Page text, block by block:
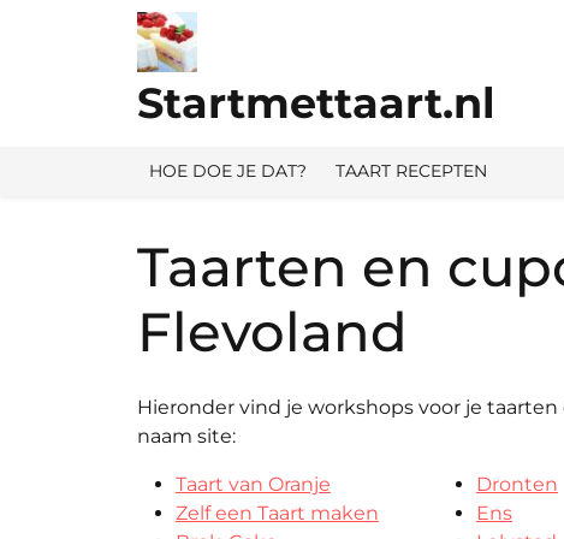
Startmettaart.nl
HOE DOE JE DAT? TAART RECEPTEN
Taarten en
Flevoland
Hieronder vind je workshops voor je
naam site:
Taart van Oranje
Zelf een Taart maken
Dronten
Ens